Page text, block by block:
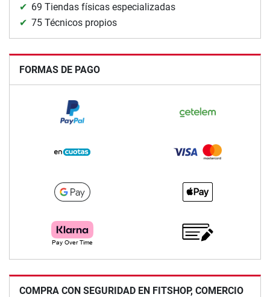
69 Tiendas físicas especializadas
75 Técnicos propios
FORMAS DE PAGO
COMPRA CON SEGURIDAD EN FITSHOP, COMERCIO